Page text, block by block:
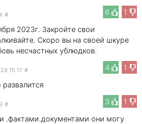
6
1
#
2023г. Закройте свои
Скоро вы на своей шкуре
несчастных ублюдков.
4
1
15:17 #
3
1
#
.фактами.документами они могу